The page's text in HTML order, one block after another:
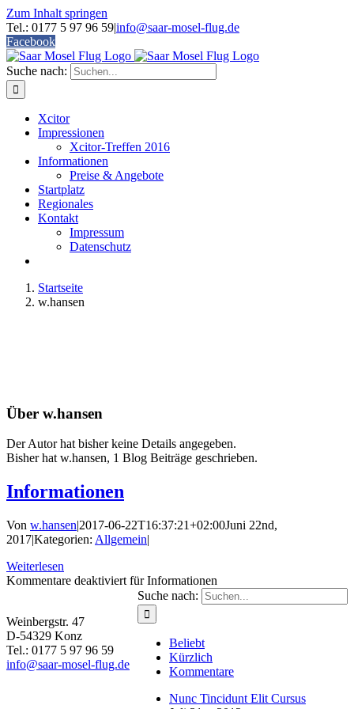
Zum Inhalt springen
Tel.: 0177 5 97 96 59|info@saar-mosel-flug.de
Facebook
Suche nach:
Xcitor
Impressionen
Xcitor-Treffen 2016
Informationen
Preise & Angebote
Startplatz
Regionales
Kontakt
Impressum
Datenschutz
Startseite
w.hansen
Über w.hansen
Der Autor hat bisher keine Details angegeben.
Bisher hat w.hansen, 1 Blog Beiträge geschrieben.
Informationen
Von w.hansen|2017-06-22T16:37:21+02:00Juni 22nd,
2017|Kategorien: Allgemein|
Weiterlesen
Kommentare deaktiviert für Informationen
Suche nach:
Beliebt
Kürzlich
Kommentare
Nunc Tincidunt Elit Cursus
Weinbergstr. 47
D-54329 Konz
Tel.: 0177 5 97 96 59
info@saar-mosel-flug.de